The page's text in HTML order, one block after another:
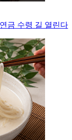
금 수령 길 열린다